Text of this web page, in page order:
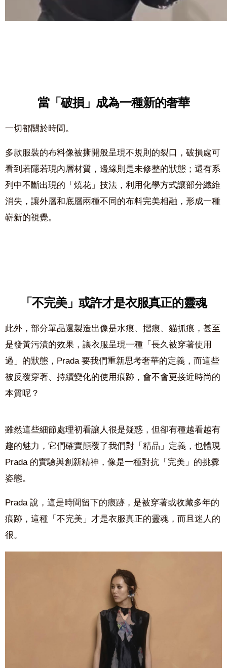
當「破損」成為一種新的奢華
一切都關於時間。
多款服裝的布料像被撕開般呈現不規則的裂口，破損處可
看到若隱若現內層材質，邊緣則是未修整的狀態；還有系
列中不斷出現的「燒花」技法，利用化學方式讓部分纖維
消失，讓外層和底層兩種不同的布料完美相融，形成一種
嶄新的視覺。
「不完美」或許才是衣服真正的靈魂
此外，部分單品還製造出像是水痕、摺痕、貓抓痕，甚至
是發黃污漬的效果，讓衣服呈現一種「長久被穿著使用
過」的狀態，Prada 要我們重新思考奢華的定義，而這些
被反覆穿著、持續變化的使用痕跡，會不會更接近時尚的
本質呢？
雖然這些細節處理初看讓人很是疑惑，但卻有種越看越有
趣的魅力，它們確實顛覆了我們對「精品」定義，也體現
Prada 的實驗與創新精神，像是一種對抗「完美」的挑釁
姿態。
Prada 說，這是時間留下的痕跡，是被穿著或收藏多年的
痕跡，這種「不完美」才是衣服真正的靈魂，而且迷人的
很。